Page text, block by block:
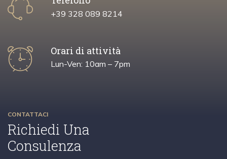
+39 328 089 8214
Orari di attività
Lun-Ven: 10am – 7pm
CONTATTACI
Richiedi Una
Consulenza